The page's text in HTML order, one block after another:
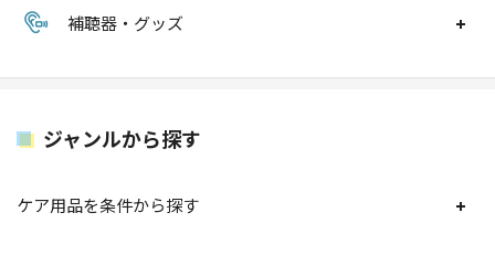
補聴器・グッズ
ジャンルから探す
ケア用品を条件から探す